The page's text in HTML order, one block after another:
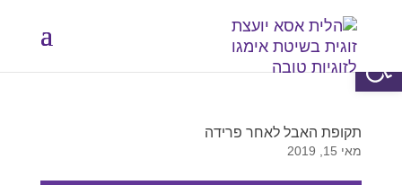
תקופת האבל לאחר פרידה
מאי 15, 2019
פתח סרגל נגישות